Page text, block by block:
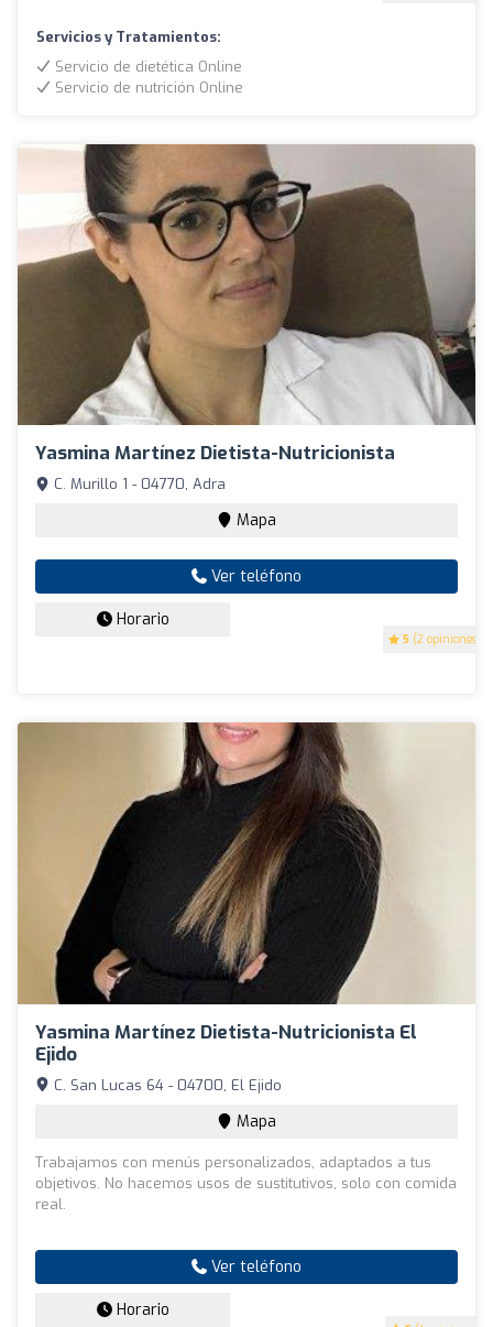
Servicios y Tratamientos:
Servicio de dietética Online
Servicio de nutrición Online
Yasmina Martínez Dietista-Nutricionista
5 (2 opiniones)
C. Murillo 1 - 04770, Adra
Mapa
Ver teléfono
Horario
Yasmina Martínez Dietista-Nutricionista El
Ejido
C. San Lucas 64 - 04700, El Ejido
Mapa
Trabajamos con menús personalizados, adaptados a tus
objetivos. No hacemos usos de sustitutivos, solo con comida
real.
Ver teléfono
Horario